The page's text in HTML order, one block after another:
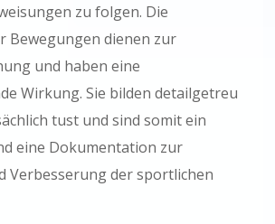
zu folgen. Die
Bewegungen dienen zur
und haben eine
Wirkung. Sie bilden detailgetreu
tust und sind somit ein
eine Dokumentation zur
Verbesserung der sportlichen